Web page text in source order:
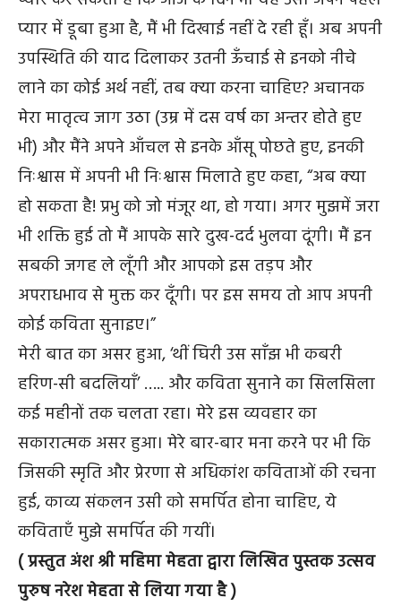
प्यार में डूबा हुआ है, मैं भी दिखाई नहीं दे रही हूँ। अब अपनी
उपस्थिति की याद दिलाकर उतनी ऊँचाई से इनको नीचे
लाने का कोई अर्थ नहीं, तब क्या करना चाहिए? अचानक
मेरा मातृत्व जाग उठा (उम्र में दस वर्ष का अन्तर होते हुए
भी) और मैंने अपने आँचल से इनके आँसू पोछते हुए, इनकी
निःश्वास में अपनी भी निःश्वास मिलाते हुए कहा, “अब क्या
हो सकता है! प्रभु को जो मंजूर था, हो गया। अगर मुझमें जरा
भी शक्ति हुई तो मैं आपके सारे दुख-दर्द भुलवा दूंगी। मैं इन
सबकी जगह ले लूँगी और आपको इस तड़प और
अपराधभाव से मुक्त कर दूँगी। पर इस समय तो आप अपनी
कोई कविता सुनाइए।”
मेरी बात का असर हुआ, ‘थीं घिरी उस साँझ भी कबरी
हरिण-सी बदलियाँ’ ….. और कविता सुनाने का सिलसिला
कई महीनों तक चलता रहा। मेरे इस व्यवहार का
सकारात्मक असर हुआ। मेरे बार-बार मना करने पर भी कि
जिसकी स्मृति और प्रेरणा से अधिकांश कविताओं की रचना
हुई, काव्य संकलन उसी को समर्पित होना चाहिए, ये
कविताएँ मुझे समर्पित की गयीं।
( प्रस्तुत अंश श्री महिमा मेहता द्वारा लिखित पुस्तक उत्सव
पुरुष नरेश मेहता से लिया गया है )